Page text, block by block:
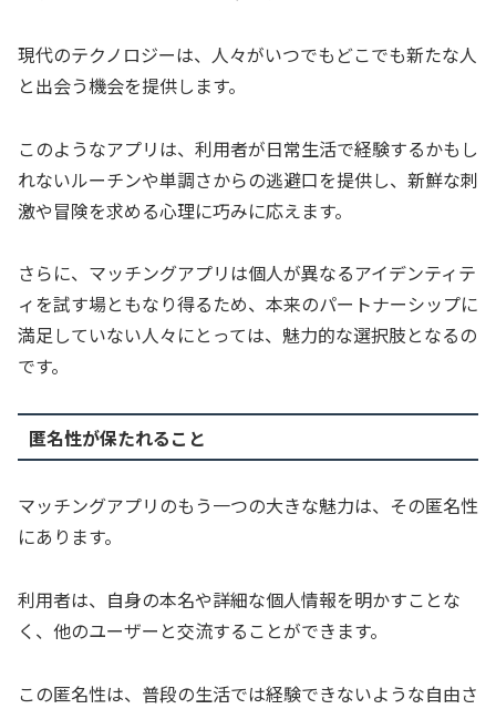
現代のテクノロジーは、人々がいつでもどこでも新たな人
と出会う機会を提供します。
このようなアプリは、利用者が日常生活で経験するかもし
れないルーチンや単調さからの逃避口を提供し、新鮮な刺
激や冒険を求める心理に巧みに応えます。
さらに、マッチングアプリは個人が異なるアイデンティテ
ィを試す場ともなり得るため、本来のパートナーシップに
満足していない人々にとっては、魅力的な選択肢となるの
です。
匿名性が保たれること
マッチングアプリのもう一つの大きな魅力は、その匿名性
にあります。
利用者は、自身の本名や詳細な個人情報を明かすことな
く、他のユーザーと交流することができます。
この匿名性は、普段の生活では経験できないような自由さ